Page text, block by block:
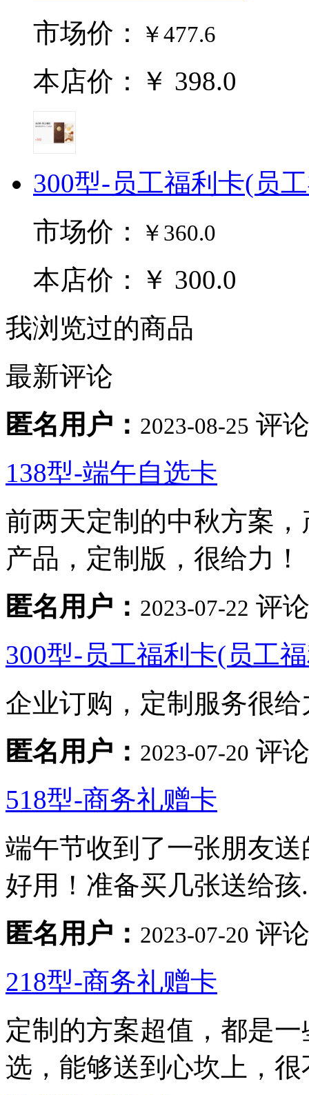
市场价：
￥477.6
本店价：￥ 398.0
300型-员工福利卡(员
市场价：
￥360.0
本店价：￥ 300.0
我浏览过的商品
最新评论
匿名用户： 2023-08-25 评
138型-端午自选卡
前两天定制的中秋方案
产品，定制版，很给力！
匿名用户： 2023-07-22 评
300型-员工福利卡(员工
企业订购，定制服务很
匿名用户： 2023-07-20 评
518型-商务礼赠卡
端午节收到了一张朋友
好用！准备买几张送给孩
匿名用户： 2023-07-20 评
218型-商务礼赠卡
定制的方案超值，都是
选，能够送到心坎上，很